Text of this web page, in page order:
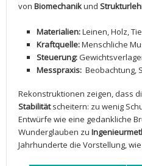
von Biomechanikund
Materialien:Leinen, Holz,
Kraftquelle:Menschliche
Steuerung:
Messpraxis: Beobachtung,
Rekonstruktionen zeigen, dass
Stabilitätscheitern: zu wenig
Entwürfe wie eine gedankliche
Wunderglauben zu
Jahrhunderte⁣ die ⁣Vorstellung,